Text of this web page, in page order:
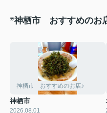
”神栖市 おすすめのお
神栖市 おすすめのお店♪
神栖市
2026.08.01